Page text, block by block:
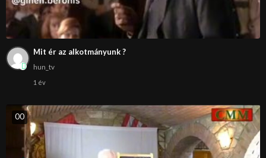
Mit ér az alkotmányunk ?
hun_tv
1 év
00